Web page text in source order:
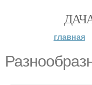
главная